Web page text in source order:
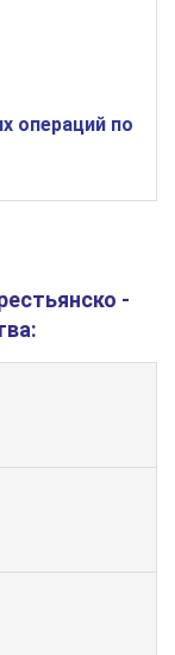
операций по
-